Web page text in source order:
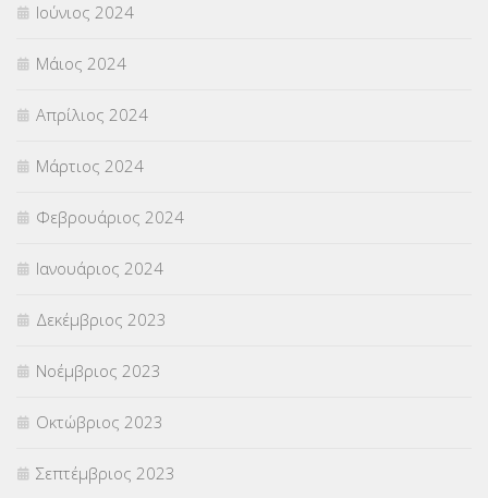
Ιούνιος 2024
Μάιος 2024
Απρίλιος 2024
Μάρτιος 2024
Φεβρουάριος 2024
Ιανουάριος 2024
Δεκέμβριος 2023
Νοέμβριος 2023
Οκτώβριος 2023
Σεπτέμβριος 2023